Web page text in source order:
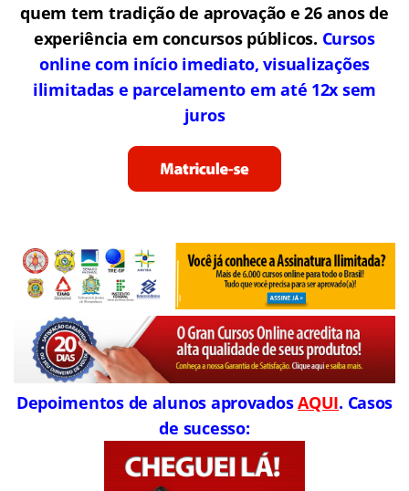
quem tem tradição de aprovação e 26 anos de
experiência em concursos públicos. Cursos
online com início imediato, visualizações
ilimitadas e parcelamento em até 12x sem
juros
Depoimentos de alunos aprovadosAQUI. Casos
de sucesso: